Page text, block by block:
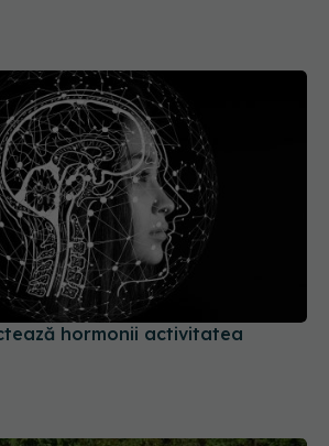
hormonii activitatea